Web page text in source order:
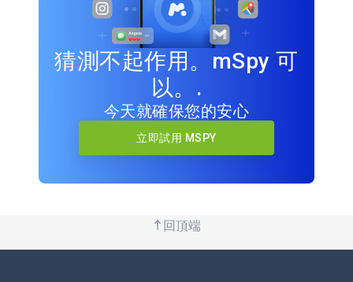
猜測不起作用。mSpy 可
以。.
今天就確保您的安心
立即試用 MSPY
回頂端